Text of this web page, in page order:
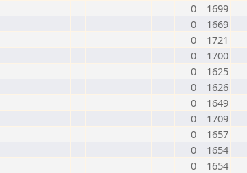
0
1699
0
1669
0
1721
0
1700
0
1625
0
1626
0
1649
0
1709
0
1657
0
1654
0
1654